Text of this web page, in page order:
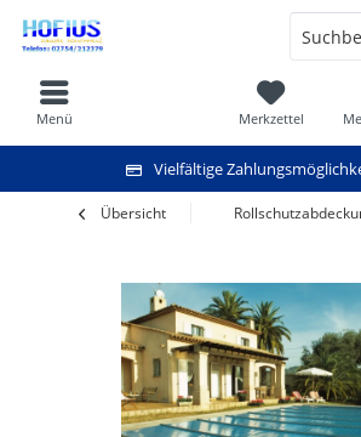
Vielfältige
Merkzettel
Menü
Übersicht